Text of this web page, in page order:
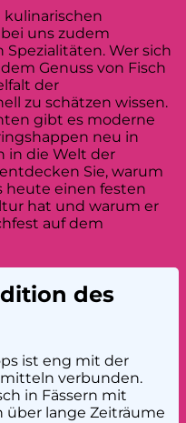
kulinarischen
uns zudem
Spezialitäten. Wer sich
Genuss von Fisch
der
zu schätzen wissen.
gibt es moderne
neu in
in die Welt der
Sie, warum
heute einen festen
hat und warum er
auf dem
des
ist eng mit der
verbunden.
in Fässern mit
über lange Zeiträume